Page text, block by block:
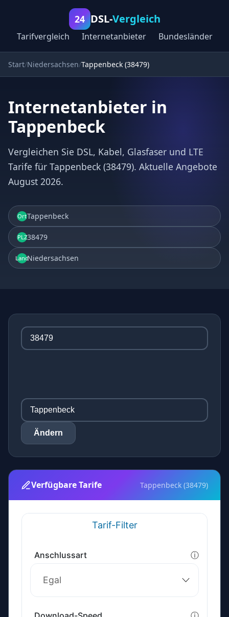
24 DSL-Vergleich
Tarifvergleich Internetanbieter Bundesländer
Start Niedersachsen Tappenbeck (38479)
Internetanbieter in
Tappenbeck
Vergleichen Sie DSL, Kabel, Glasfaser und LTE
Tarife für Tappenbeck (38479). Aktuelle Angebote
August 2026.
OrtTappenbeck
PLZ38479
LandNiedersachsen
Ändern
Verfügbare Tarife Tappenbeck (38479)